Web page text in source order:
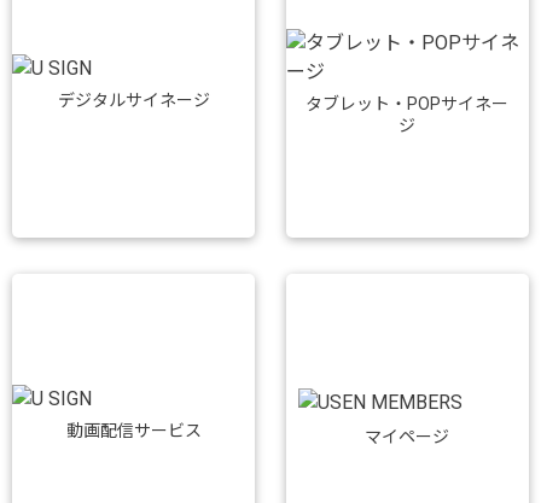
デジタルサイネージ
タブレット・POPサイネー
ジ
動画配信サービス マイページ